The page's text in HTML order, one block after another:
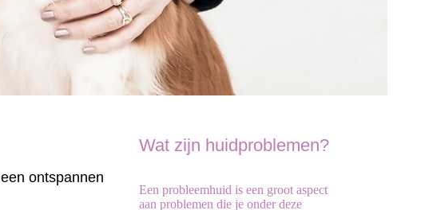
ontspannen
Wat zijn huidproblemen?
Een probleemhuid is een groot aspect
aan problemen die je onder deze